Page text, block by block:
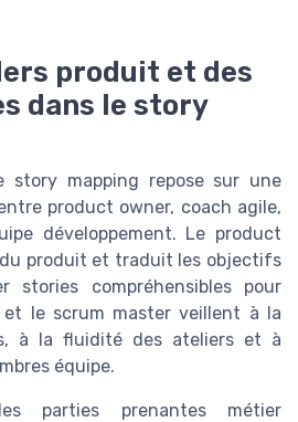
produit et des
dans le story
story mapping repose sur une
product owner, coach agile,
développement. Le product
produit et traduit les objectifs
stories compréhensibles pour
le scrum master veillent à la
à la fluidité des ateliers et à
équipe.
parties prenantes métier